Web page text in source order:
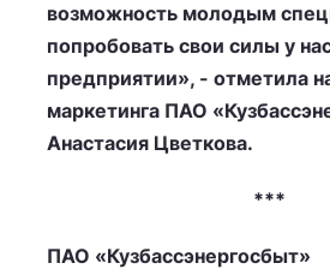
возможность молодым
попробовать свои силы у
предприятии», - отметила
маркетинга ПАО
Анастасия Цветкова.
***
ПАО «Кузбассэнергосбыт»